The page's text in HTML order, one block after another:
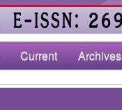
Current Archives